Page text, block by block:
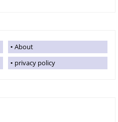
About
privacy policy